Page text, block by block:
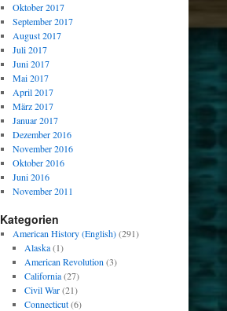
Oktober 2017
September 2017
August 2017
Juli 2017
Juni 2017
Mai 2017
April 2017
März 2017
Januar 2017
Dezember 2016
November 2016
Oktober 2016
Juni 2016
November 2011
Kategorien
American History (English)(291)
Alaska(1)
American Revolution (3)
California(27)
Civil War(21)
Connecticut(6)